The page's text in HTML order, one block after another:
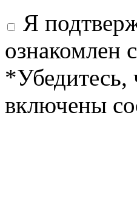
Я
ознакомлен
*Убедитесь,
включены